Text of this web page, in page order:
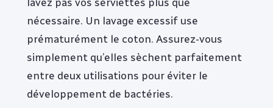
nécessaire. Un lavage excessif use
prématurément le coton. Assurez-vous
simplement qu’elles sèchent parfaitement
entre deux utilisations pour éviter le
développement de bactéries.